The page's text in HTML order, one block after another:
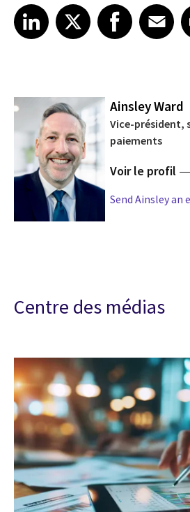
Share article on LinkedIn
LinkedIn
Share article on XShare article on Facebook
Facebook
Share article on
Email
Ainsley Ward
Vice-président,
paiements
Voir le profil
Send Ainsley an
Centre des médias